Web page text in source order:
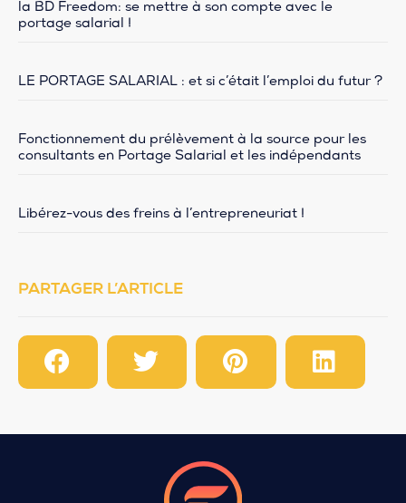
la BD Freedom: se mettre à son compte avec le
portage salarial !
LE PORTAGE SALARIAL : et si c’était l’emploi du futur ?
Fonctionnement du prélèvement à la source pour les
consultants en Portage Salarial et les indépendants
Libérez-vous des freins à l’entrepreneuriat !
PARTAGER L’ARTICLE